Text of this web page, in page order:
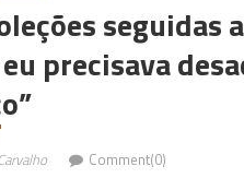
seguidas
precisava
Comment(0)